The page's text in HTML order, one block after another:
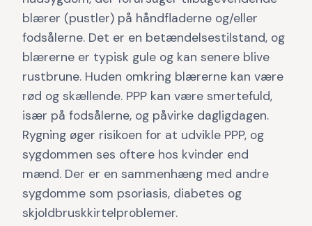
blærer (pustler) på håndfladerne og/eller
fodsålerne. Det er en betændelsestilstand, og
blærerne er typisk gule og kan senere blive
rustbrune. Huden omkring blærerne kan være
rød og skællende. PPP kan være smertefuld,
især på fodsålerne, og påvirke dagligdagen.
Rygning øger risikoen for at udvikle PPP, og
sygdommen ses oftere hos kvinder end
mænd. Der er en sammenhæng med andre
sygdomme som psoriasis, diabetes og
skjoldbruskkirtelproblemer.